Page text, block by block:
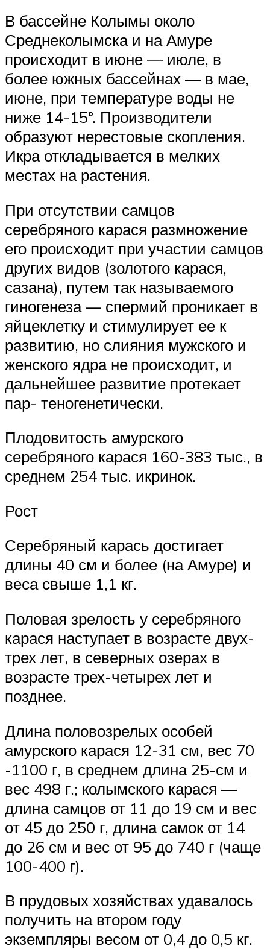
В бассейне Колымы около
Среднеколымска и на Амуре
происходит в июне — июле, в
более южных бассейнах — в мае,
июне, при температуре воды не
ниже 14-15°. Производители
образуют нерестовые скопления.
Икра откладывается в мелких
местах на растения.
При отсутствии самцов
серебряного карася размножение
его происходит при участии самцов
других видов (золотого карася,
сазана), путем так называемого
гиногенеза — спермий проникает в
яйцеклетку и стимулирует ее к
развитию, но слияния мужского и
женского ядра не происходит, и
дальнейшее развитие протекает
пар- теногенетически.
Плодовитость амурского
серебряного карася 160-383 тыс., в
среднем 254 тыс. икринок.
Рост
Серебряный карась достигает
длины 40 см и более (на Амуре) и
веса свыше 1,1 кг.
Половая зрелость у серебряного
карася наступает в возрасте двух-
трех лет, в северных озерах в
возрасте трех-четырех лет и
позднее.
Длина половозрелых особей
амурского карася 12-31 см, вес 70
-1100 г, в среднем длина 25-см и
вес 498 г.; колымского карася —
длина самцов от 11 до 19 см и вес
от 45 до 250 г, длина самок от 14
до 26 см и вес от 95 до 740 г (чаще
100-400 г).
В прудовых хозяйствах удавалось
получить на втором году
экземпляры весом от 0,4 до 0,5 кг.